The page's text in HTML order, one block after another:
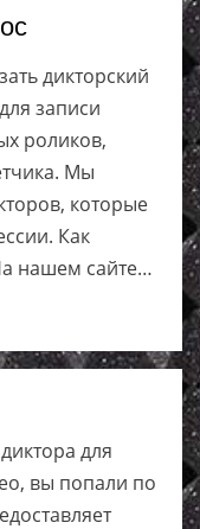
дикторский
записи
роликов,
Мы
которые
Как
нашем сайте…
для
вы попали по